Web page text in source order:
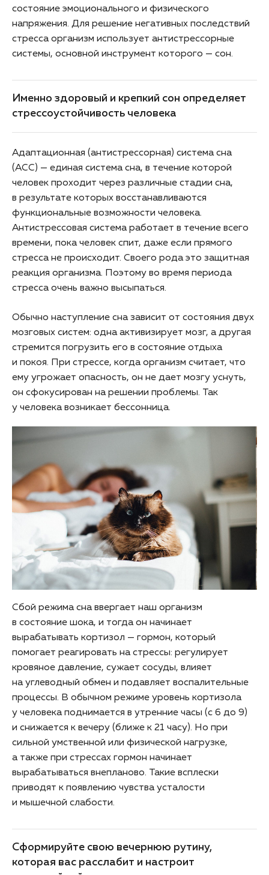
состояние эмоционального и физического
напряжения. Для решение негативных последствий
стресса организм использует антистрессорные
системы, основной инструмент которого — сон.
Именно здоровый и крепкий сон определяет
стрессоустойчивость человека
Адаптационная (антистрессорная) система сна
(АСС) — единая система сна, в течение которой
человек проходит через различные стадии сна,
в результате которых восстанавливаются
функциональные возможности человека.
Антистрессовая система работает в течение всего
времени, пока человек спит, даже если прямого
стресса не происходит. Своего рода это защитная
реакция организма. Поэтому во время периода
стресса очень важно высыпаться.
Обычно наступление сна зависит от состояния двух
мозговых систем: одна активизирует мозг, а другая
стремится погрузить его в состояние отдыха
и покоя. При стрессе, когда организм cчитает, что
ему угрожает опасность, он не дает мозгу уснуть,
он сфокусирован на решении проблемы. Так
у человека возникает бессонница.
Сбой режима сна ввергает наш организм
в состояние шока, и тогда он начинает
вырабатывать кортизол — гормон, который
помогает реагировать на стрессы: регулирует
кровяное давление, сужает сосуды, влияет
на углеводный обмен и подавляет воспалительные
процессы. В обычном режиме уровень кортизола
у человека поднимается в утренние часы (с 6 до 9)
и снижается к вечеру (ближе к 21 часу). Но при
сильной умственной или физической нагрузке,
а также при стрессах гормон начинает
вырабатываться внепланово. Такие всплески
приводят к появлению чувства усталости
и мышечной слабости.
Сформируйте свою вечернюю рутину,
которая вас расслабит и настроит